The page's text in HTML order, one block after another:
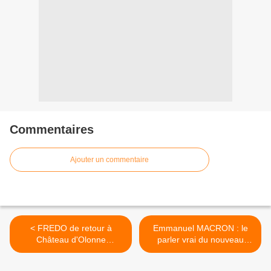
Commentaires
Ajouter un commentaire
< FREDO de retour à
Château d'Olonne
dimanche 7 septembre
Emmanuel MACRON : le
parler vrai du nouveau
ministre…sera-t-il entendu